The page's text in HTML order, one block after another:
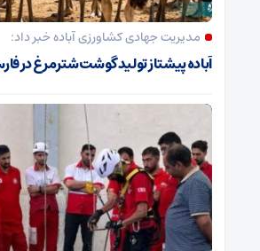
مدیریت جهادی کشاورزی آباده خبر داد:
آباده پیشتاز تولید گوشت شترمرغ در